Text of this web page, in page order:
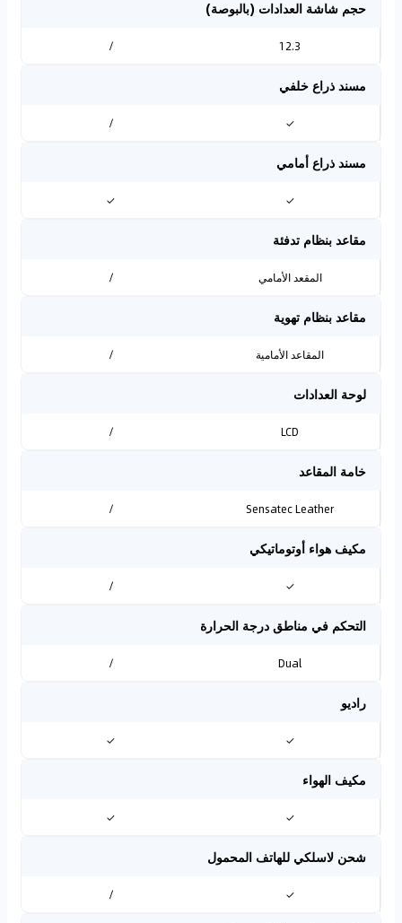
حجم شاشة العدادات (بالبوصة)
12.3
/
مسند ذراع خلفي
✓
/
مسند ذراع أمامي
✓
✓
مقاعد بنظام تدفئة
المقعد الأمامي /
مقاعد بنظام تهوية
المقاعد الأمامية /
لوحة العدادات
LCD
/
خامة المقاعد
Sensatec Leather
/
مكيف هواء أوتوماتيكي
✓
/
التحكم في مناطق درجة الحرارة
Dual
/
راديو
✓
✓
مكيف الهواء
✓
✓
شحن لاسلكي للهاتف المحمول
✓
/